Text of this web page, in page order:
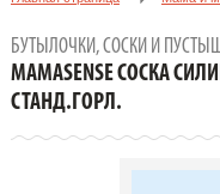
MamaSense соска
БУТЫЛОЧКИ, СОСКИ И
MAMASENSE СОСКА
СТАНД.ГОРЛ.